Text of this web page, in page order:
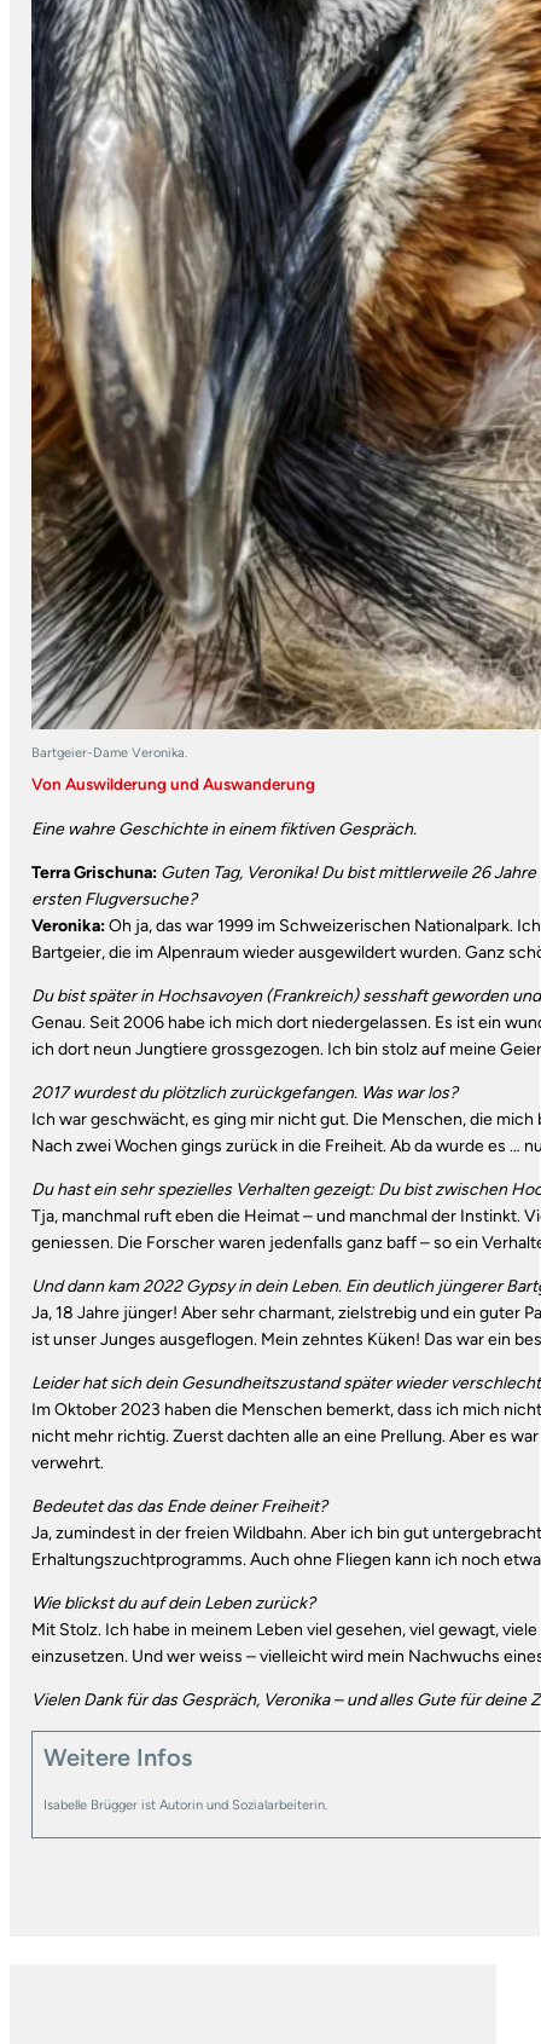
Bartgeier-Dame Veronika.
Von Auswilderung und Auswanderung
Eine wahre Geschichte in einem fiktiven Gespräch.
Terra Grischuna: Guten Tag, Veronika! Du bist mittlerweile 26
ersten Flugversuche?
Veronika:Oh ja, das war 1999 im Schweizerischen Nationalpark.
Bartgeier, die im Alpenraum wieder ausgewildert wurden. Ganz
Du bist später in Hochsavoyen (Frankreich) sesshaft geworden
Genau. Seit 2006 habe ich mich dort niedergelassen. Es ist ein
ich dort neun Jungtiere grossgezogen. Ich bin stolz auf meine
2017 wurdest du plötzlich zurückgefangen. Was war los?
Ich war geschwächt, es ging mir nicht gut. Die Menschen, die
Nach zwei Wochen gings zurück in die Freiheit. Ab da wurde es …
Du hast ein sehr spezielles Verhalten gezeigt: Du bist zwischen
Tja, manchmal ruft eben die Heimat – und manchmal der Instinkt.
geniessen. Die Forscher waren jedenfalls ganz baff – so ein
Und dann kam 2022 Gypsy in dein Leben. Ein deutlich jüngerer
Ja, 18 Jahre jünger! Aber sehr charmant, zielstrebig und ein guter
ist unser Junges ausgeflogen. Mein zehntes Küken! Das war ein
Leider hat sich dein Gesundheitszustand später wieder
Im Oktober 2023 haben die Menschen bemerkt, dass ich mich
nicht mehr richtig. Zuerst dachten alle an eine Prellung. Aber es
verwehrt.
Bedeutet das das Ende deiner Freiheit?
Ja, zumindest in der freien Wildbahn. Aber ich bin gut
Erhaltungszuchtprogramms. Auch ohne Fliegen kann ich noch
Wie blickst du auf dein Leben zurück?
Mit Stolz. Ich habe in meinem Leben viel gesehen, viel gewagt,
einzusetzen. Und wer weiss – vielleicht wird mein Nachwuchs
Vielen Dank für das Gespräch, Veronika – und alles Gute für deine
Weitere Infos
Isabelle Brügger ist Autorin und Sozialarbeiterin.